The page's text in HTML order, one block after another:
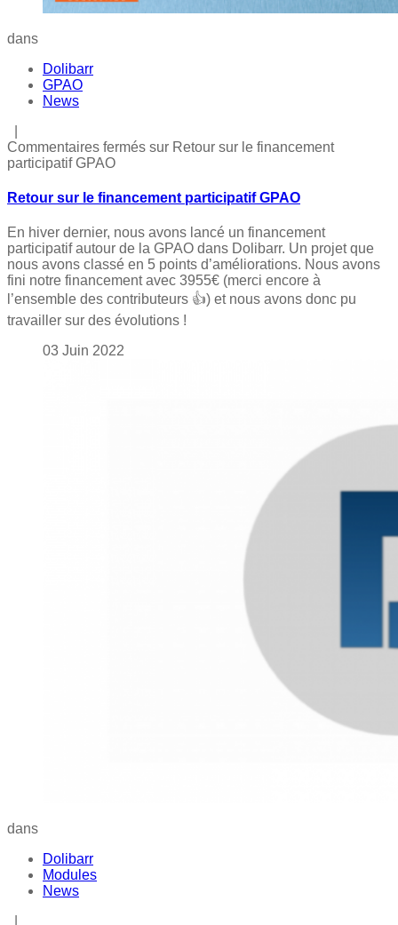
dans
Dolibarr
GPAO
News
Commentaires fermés sur Retour sur le financement
participatif GPAO
Retour sur le financement participatif GPAO
En hiver dernier, nous avons lancé un financement
participatif autour de la GPAO dans Dolibarr. Un projet que
nous avons classé en 5 points d’améliorations. Nous avons
fini notre financement avec 3955€ (merci encore à
l’ensemble des contributeurs 👍) et nous avons donc pu
travailler sur des évolutions !
03 Juin 2022
dans
Dolibarr
Modules
News